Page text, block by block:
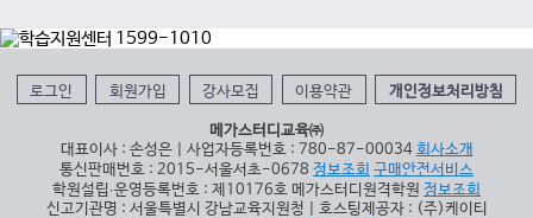
로그인 회원가입 강사모집 이용약관 개인정보처리방침
메가스터디교육㈜
대표이사 : 손성은 | 사업자등록번호 : 780-87-00034 회사소개
통신판매번호 : 2015-서울서초-0678 정보조회 구매안전서비스
학원설립∙운영등록번호 : 제10176호 메가스터디원격학원 정보조회
신고기관명 : 서울특별시 강남교육지원청 | 호스팅제공자 : (주)케이티